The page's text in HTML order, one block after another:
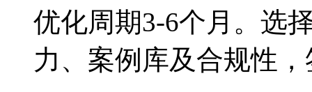
优化周期3-6个月。选
力、案例库及合规性，